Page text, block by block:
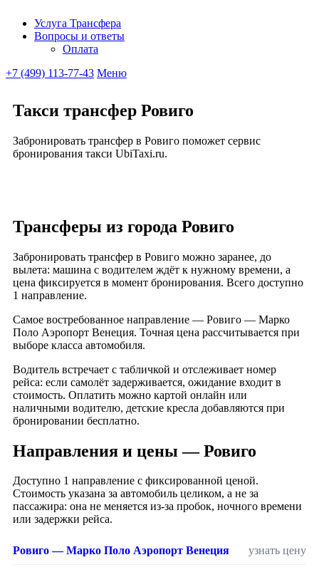
Ubitaxi
Услуга Трансфера
Вопросы и ответы
Оплата
+7 (499) 113-77-43 Меню
Такси трансфер Ровиго
Забронировать трансфер в Ровиго поможет сервис
бронирования такси UbiTaxi.ru.
Трансферы из города Ровиго
Забронировать трансфер в Ровиго можно заранее, до
вылета: машина с водителем ждёт к нужному времени, а
цена фиксируется в момент бронирования. Всего доступно
1 направление.
Самое востребованное направление — Ровиго — Марко
Поло Аэропорт Венеция. Точная цена рассчитывается при
выборе класса автомобиля.
Водитель встречает с табличкой и отслеживает номер
рейса: если самолёт задерживается, ожидание входит в
стоимость. Оплатить можно картой онлайн или
наличными водителю, детские кресла добавляются при
бронировании бесплатно.
Направления и цены — Ровиго
Доступно 1 направление с фиксированной ценой.
Стоимость указана за автомобиль целиком, а не за
пассажира: она не меняется из-за пробок, ночного времени
или задержки рейса.
Ровиго — Марко Поло Аэропорт Венеция узнать цену